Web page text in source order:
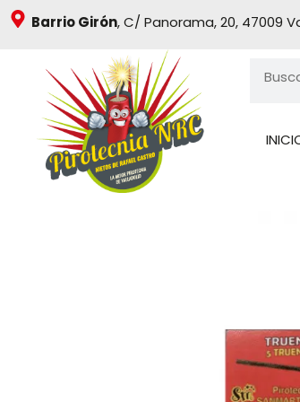
contenido
Barrio Girón, C/ Panorama, 20, 47009